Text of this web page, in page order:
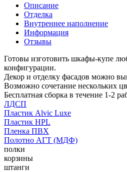
Описание
Отделка
Внутреннее наполнение
Информация
Отзывы
Готовы изготовить шкафы-купе
конфигурации.
Декор и отделку фасадов можно
Возможно сочетание нескольких
Бесплатная сборка в течение 1-2
ЛДСП
Пластик Alvic Luxe
Пластик HPL
Пленка ПВХ
Полотно АГТ (МДФ)
полки
корзины
штанги